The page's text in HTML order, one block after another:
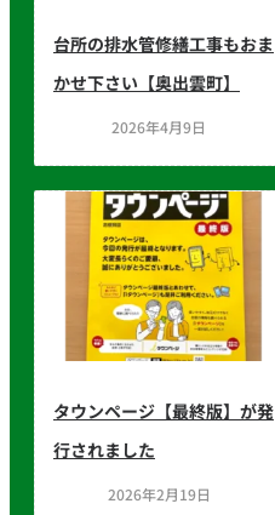
台所の排水管修繕工事もおま
かせ下さい【奥出雲町】
2026年4月9日
タウンページ【最終版】が発
行されました
2026年2月19日